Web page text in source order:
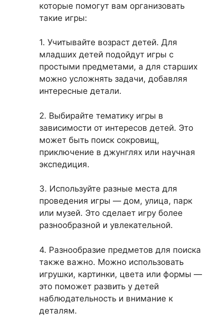
которые помогут вам организовать
такие игры:
1. Учитывайте возраст детей. Для
младших детей подойдут игры с
простыми предметами, а для старших
можно усложнять задачи, добавляя
интересные детали.
2. Выбирайте тематику игры в
зависимости от интересов детей. Это
может быть поиск сокровищ,
приключение в джунглях или научная
экспедиция.
3. Используйте разные места для
проведения игры — дом, улица, парк
или музей. Это сделает игру более
разнообразной и увлекательной.
4. Разнообразие предметов для поиска
также важно. Можно использовать
игрушки, картинки, цвета или формы —
это поможет развить у детей
наблюдательность и внимание к
деталям.